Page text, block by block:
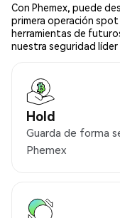
Con Phemex, puede
primera operación
herramientas de
nuestra seguridad
Hold
Guarda de forma
Phemex